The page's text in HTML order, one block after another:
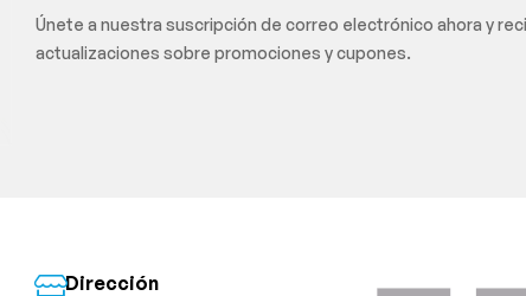
Únete a nuestra suscripción de correo electrónico ahora y
actualizaciones sobre promociones y cupones.
Dirección